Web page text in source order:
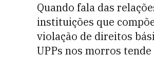
Quando fala das
instituições que
violação de direitos
UPPs nos morros